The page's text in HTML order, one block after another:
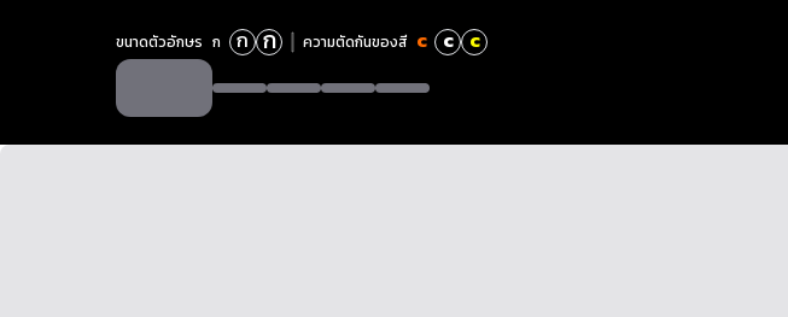
ขนาดตัวอักษร ก ก ก ความตัดกันของสี c c c